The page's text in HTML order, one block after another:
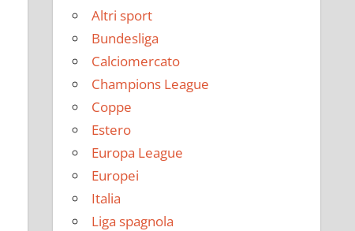
Altri sport
Bundesliga
Calciomercato
Champions League
Coppe
Estero
Europa League
Europei
Italia
Liga spagnola